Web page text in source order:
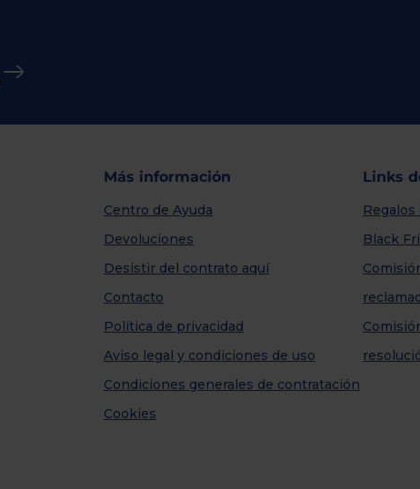
Más información
Centro de Ayuda
Devoluciones
Desistir del contrato aquí
Contacto
Política de privacidad
Aviso legal y condiciones de uso
Condiciones generales de contratación
Cookies
Links
Regalos
Black